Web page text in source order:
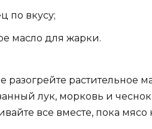
по вкусу;
масло для жарки.
разогрейте растительное
лук, морковь и
все вместе, пока мясо